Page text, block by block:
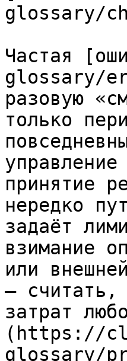
glossary/
Частая
glossary/
разовую
только
принятие
нередко
задаёт
взимание
или
— считать,
затрат
(https://
glossary/